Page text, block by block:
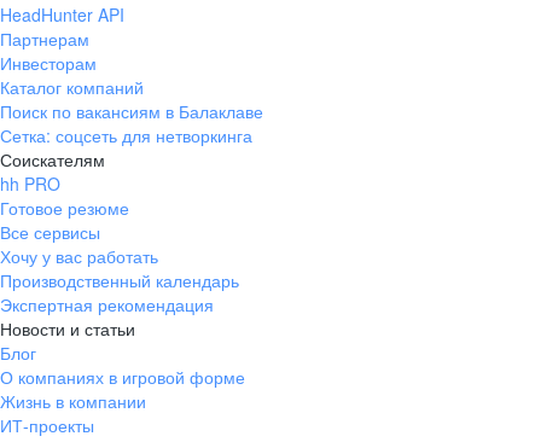
HeadHunter API
Партнерам
Инвесторам
Каталог компаний
Поиск по вакансиям в Балаклаве
Сетка: соцсеть для нетворкинга
Соискателям
hh PRO
Готовое резюме
Все сервисы
Хочу у вас работать
Производственный календарь
Экспертная рекомендация
Новости и статьи
Блог
О компаниях в игровой форме
Жизнь в компании
ИТ-проекты